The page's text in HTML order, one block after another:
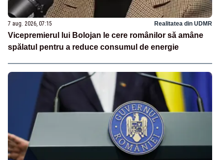
7 aug. 2026, 07:15 Realitatea din UDMR
Vicepremierul lui Bolojan le cere românilor să amâne
spălatul pentru a reduce consumul de energie